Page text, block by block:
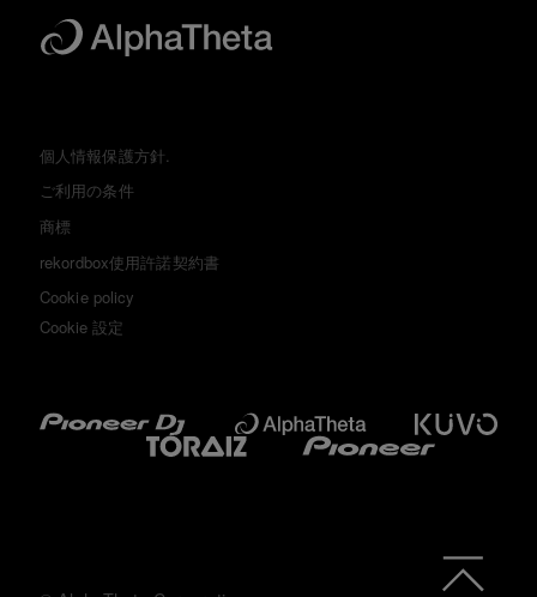
個人情報保護方針.
ご利用の条件
商標
rekordbox使用許諾契約書
Cookie policy
Cookie 設定